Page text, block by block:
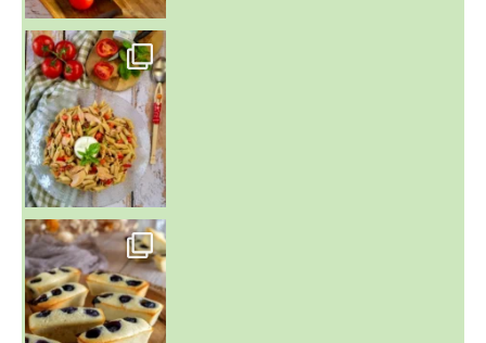
~ SALADE DE PÂTES AUX DEUX TOMATES THON ET BURRA
~ FINANCIERS MYRTILLES ET CITRON ~
Aujourd'hu